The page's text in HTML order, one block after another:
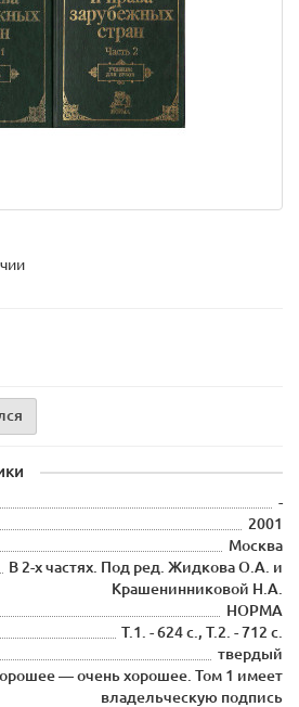
-
2001
Москва
В 2-х частях. Под ред. Жидкова О.А. и
Крашенинниковой Н.А.
НОРМА
Т.1. - 624 с., Т.2. - 712 с.
твердый
— очень хорошее. Том 1 имеет
владельческую подпись